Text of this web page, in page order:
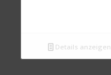
Details anzeigen